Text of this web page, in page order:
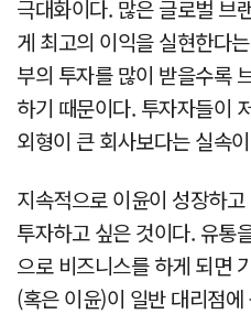
극대화이다. 많은 글로벌 브
게 최고의 이익을 실현한다
부의 투자를 많이 받을수록
하기 때문이다. 투자자들이
외형이 큰 회사보다는 실속
지속적으로 이윤이 성장하
투자하고 싶은 것이다. 유
으로 비즈니스를 하게 되면
(혹은 이윤)이 일반 대리점